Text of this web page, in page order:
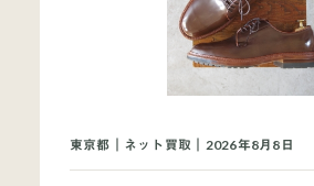
オンラインショップ
東京都｜ネット買取｜2026年8月8日